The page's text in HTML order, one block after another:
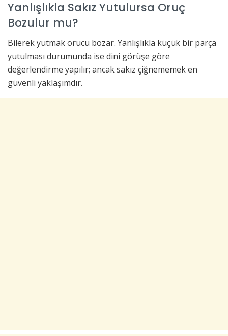
Yanlışlıkla Sakız Yutulursa Oruç
Bozulur mu?
Bilerek yutmak orucu bozar. Yanlışlıkla küçük bir parça
yutulması durumunda ise dini görüşe göre
değerlendirme yapılır; ancak sakız çiğnememek en
güvenli yaklaşımdır.